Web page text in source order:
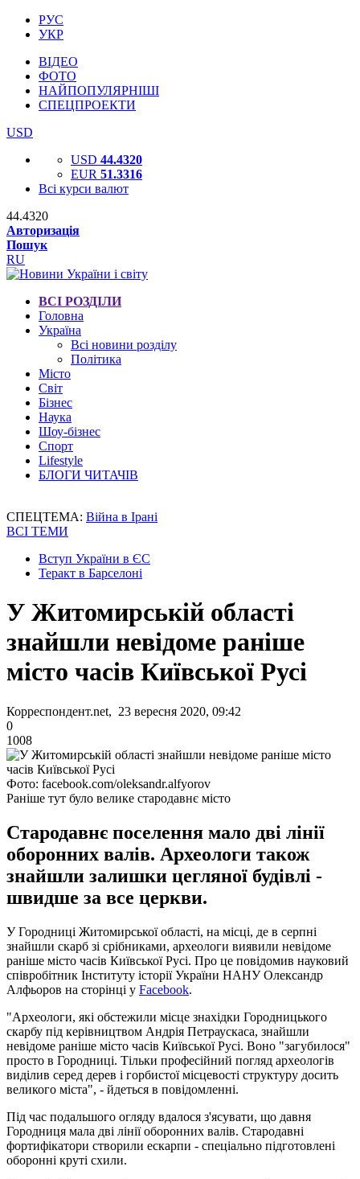
РУС
УКР
ВІДЕО
ФОТО
НАЙПОПУЛЯРНІШІ
СПЕЦПРОЕКТИ
USD
USD 44.4320
EUR 51.3316
Всі курси валют
44.4320
Авторизація
Пошук
RU
ВСІ РОЗДІЛИ
Головна
Україна
Всі новини розділу
Політика
Місто
Світ
Бізнес
Наука
Шоу-бізнес
Спорт
Lifestyle
БЛОГИ ЧИТАЧІВ
СПЕЦТЕМА: Війна в Ірані
ВСІ ТЕМИ
Вступ України в ЄС
Теракт в Барселоні
У Житомирській області
знайшли невідоме раніше
місто часів Київської Русі
Корреспондент.net, 23 вересня 2020, 09:42
0
1008
Фото: facebook.com/oleksandr.alfyorov
Раніше тут було велике стародавнє місто
Стародавнє поселення мало дві лінії
оборонних валів. Археологи також
знайшли залишки цегляної будівлі -
швидше за все церкви.
У Городниці Житомирської області, на місці, де в серпні
знайшли скарб зі срібниками, археологи виявили невідоме
раніше місто часів Київської Русі. Про це повідомив науковий
співробітник Інституту історії України НАНУ Олександр
Алфьоров на сторінці у Facebook.
"Археологи, які обстежили місце знахідки Городницького
скарбу під керівництвом Андрія Петраускаса, знайшли
невідоме раніше місто часів Київської Русі. Воно "загубилося"
просто в Городниці. Тільки професійний погляд археологів
виділив серед дерев і горбистої місцевості структуру досить
великого міста", - йдеться в повідомленні.
Під час подальшого огляду вдалося з'ясувати, що давня
Городниця мала дві лінії оборонних валів. Стародавні
фортифікатори створили ескарпи - спеціально підготовлені
оборонні круті схили.